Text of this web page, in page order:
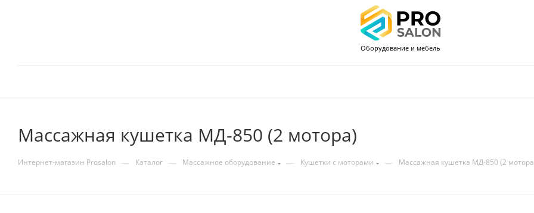
Оборудование и мебель
Массажная кушетка МД-850 (2 мотора)
Интернет-магазин Prosalon — Каталог — Массажное оборудование — Кушетки с моторами — Массажная кушетка МД-850 (2